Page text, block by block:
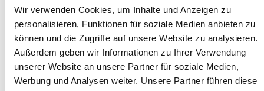
Wir verwenden Cookies, um Inhalte und Anzeigen zu
personalisieren, Funktionen für soziale Medien anbieten zu
können und die Zugriffe auf unsere Website zu analysieren.
Außerdem geben wir Informationen zu Ihrer Verwendung
unserer Website an unsere Partner für soziale Medien,
Werbung und Analysen weiter. Unsere Partner führen diese
Sport-, Schul- und Kulturausschuss
tagt
Der Sport-, Schul- und Kulturausschuss
des Steinburger Kreistages tagt am
Montag, dem 12. Juni 2017, um 16.30
Uhr. Sitzungsort ist das